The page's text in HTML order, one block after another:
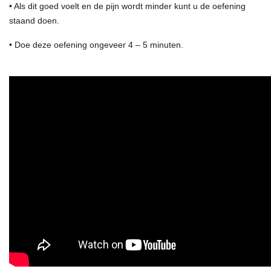
• Als dit goed voelt en de pijn wordt minder kunt u de oefening
staand doen.
• Doe deze oefening ongeveer 4 – 5 minuten.